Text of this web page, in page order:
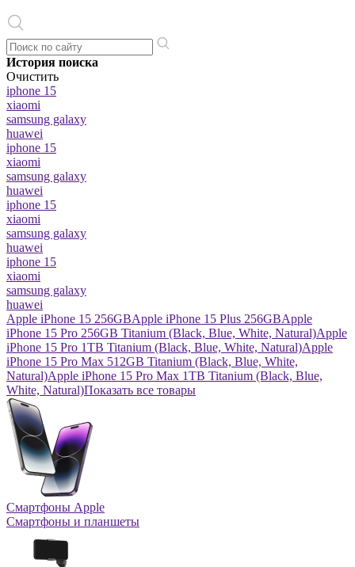
История поиска
Очистить
iphone 15
xiaomi
samsung galaxy
huawei
iphone 15
xiaomi
samsung galaxy
huawei
iphone 15
xiaomi
samsung galaxy
huawei
iphone 15
xiaomi
samsung galaxy
huawei
Apple iPhone 15 256GBApple iPhone 15 Plus 256GBApple
iPhone 15 Pro 256GB Titanium (Black, Blue, White, Natural)Apple
iPhone 15 Pro 1TB Titanium (Black, Blue, White, Natural)Apple
iPhone 15 Pro Max 512GB Titanium (Black, Blue, White,
Natural)Apple iPhone 15 Pro Max 1TB Titanium (Black, Blue,
White, Natural)Показать все товары
Смартфоны Apple
Смартфоны и планшеты